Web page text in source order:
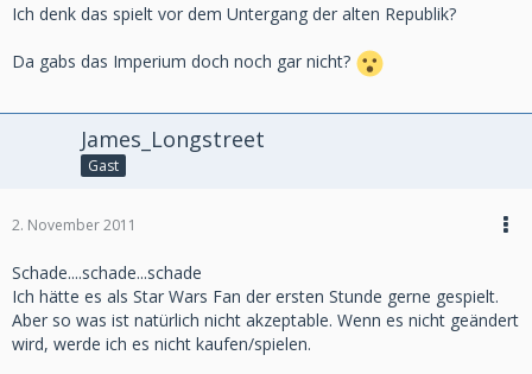
Ich denk das spielt vor dem Untergang der alten Republik?
Da gabs das Imperium doch noch gar nicht?
James_Longstreet
Gast
2. November 2011
Schade....schade...schade
Ich hätte es als Star Wars Fan der ersten Stunde gerne gespielt.
Aber so was ist natürlich nicht akzeptable. Wenn es nicht geändert
wird, werde ich es nicht kaufen/spielen.